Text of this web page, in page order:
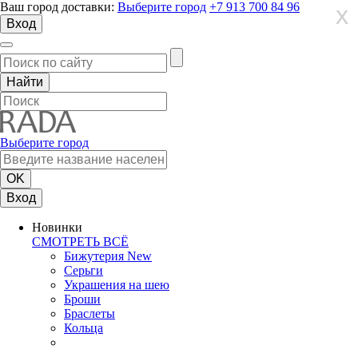
Ваш город доставки: Выберите город +7 913 700 84 96
Вход
Выберите город
Вход
Новинки
СМОТРЕТЬ ВСЁ
Бижутерия New
Серьги
Украшения на шею
Броши
Браслеты
Кольца
X
X
X